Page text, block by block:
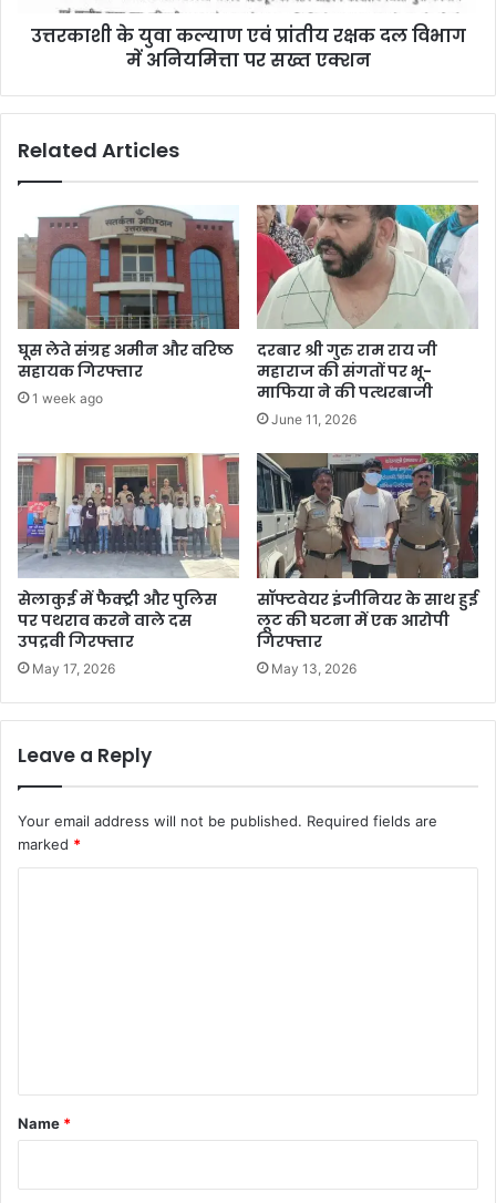
उत्तरकाशी के युवा कल्याण एवं प्रांतीय रक्षक दल विभाग
में अनियमित्ता पर सख्त एक्शन
Related Articles
घूस लेते संग्रह अमीन और वरिष्ठ
सहायक गिरफ्तार
1 week ago
दरबार श्री गुरु राम राय जी
महाराज की संगतों पर भू-
माफिया ने की पत्थरबाजी
June 11, 2026
सेलाकुई में फैक्ट्री और पुलिस
पर पथराव करने वाले दस
उपद्रवी गिरफ्तार
May 17, 2026
सॉफ्टवेयर इंजीनियर के साथ हुई
लूट की घटना में एक आरोपी
गिरफ्तार
May 13, 2026
Leave a Reply
Your email address will not be published. Required fields are
marked *
*
Name *